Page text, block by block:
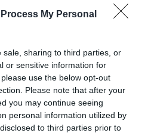
My Personal
sale, sharing to third parties, or
or sensitive information for
use the below opt-out
Please note that after your
you may continue seeing
personal information utilized by
to third parties prior to
de poursuivre le
et de continuer à faire
à l’international.